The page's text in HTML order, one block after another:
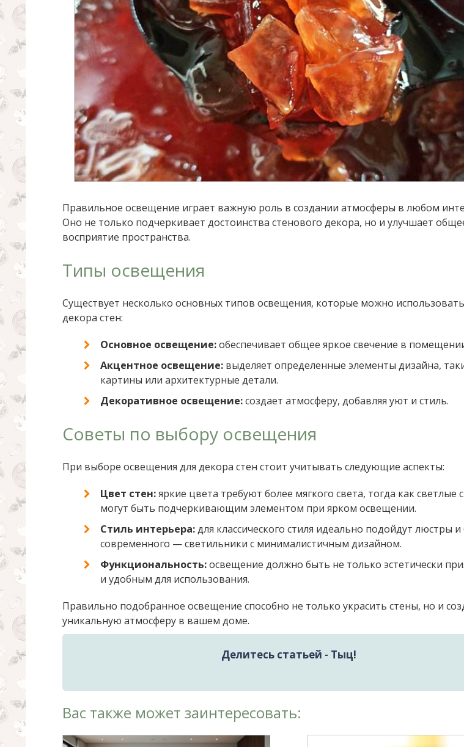
Правильное освещение играет важную роль в создании атмосферы в любом
Оно не только подчеркивает достоинства стенового декора, но и улучшает
восприятие пространства.
Типы освещения
Существует несколько основных типов освещения, которые можно
декора стен:
Основное освещение:обеспечивает общее яркое свечение в
Акцентное освещение: выделяет определенные элементы дизайна,
картины или архитектурные детали.
Декоративное освещение:создает атмосферу, добавляя уют и стиль.
Советы по выбору освещения
При выборе освещения для декора стен стоит учитывать следующие аспекты:
Цвет стен:яркие цвета требуют более мягкого света, тогда как светлые
могут быть подчеркивающим элементом при ярком освещении.
Стиль интерьера:для классического стиля идеально подойдут люстры и
современного — светильники с минималистичным дизайном.
Функциональность:освещение должно быть не только эстетически
и удобным для использования.
Правильно подобранное освещение способно не только украсить стены, но и
уникальную атмосферу в вашем доме.
Делитесь статьей - Тыц!
Вас также может заинтересовать: